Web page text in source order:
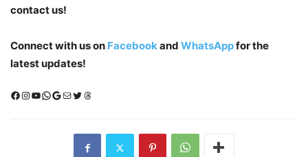
contact us!
Connect with us on Facebookand WhatsAppfor the
latest updates!
Facebook
Instagram
YouTube
WhatsApp
Google
MailX (Twitter)
Threads